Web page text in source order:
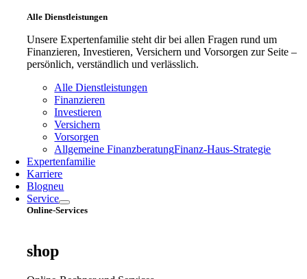
Alle Dienstleistungen
Unsere Expertenfamilie steht dir bei allen Fragen rund um
Finanzieren, Investieren, Versichern und Vorsorgen zur Seite –
persönlich, verständlich und verlässlich.
Alle Dienstleistungen
Finanzieren
Investieren
Versichern
Vorsorgen
Allgemeine FinanzberatungFinanz‑Haus‑Strategie
Expertenfamilie
Karriere
Blogneu
Service
Online-Services
shop